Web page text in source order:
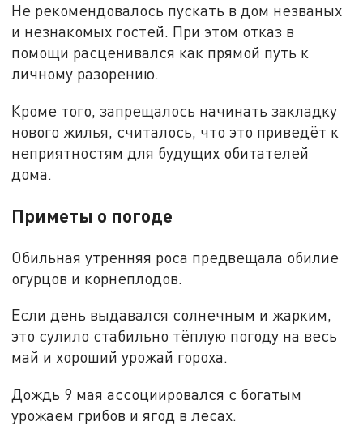
Не рекомендовалось пускать в дом незваных
и незнакомых гостей. При этом отказ в
помощи расценивался как прямой путь к
личному разорению.
Кроме того, запрещалось начинать закладку
нового жилья, считалось, что это приведёт к
неприятностям для будущих обитателей
дома.
Приметы о погоде
Обильная утренняя роса предвещала обилие
огурцов и корнеплодов.
Если день выдавался солнечным и жарким,
это сулило стабильно тёплую погоду на весь
май и хороший урожай гороха.
Дождь 9 мая ассоциировался с богатым
урожаем грибов и ягод в лесах.